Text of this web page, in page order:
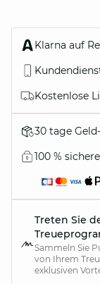
Klarna auf
Kostenlose
30 tage
100 %
Treten Sie
Sammeln Sie
von Ihrem
exklusiven